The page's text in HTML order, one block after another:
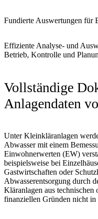
Fundierte Auswertungen für
Effiziente Analyse- und
Betrieb, Kontrolle und
Vollständige
Anlagendaten
Unter Kleinkläranlagen
Abwasser mit einem
Einwohnerwerten (EW)
beispielsweise bei
Gastwirtschaften oder
Abwasserentsorgung durch
Kläranlagen aus technischen
finanziellen Gründen nicht in